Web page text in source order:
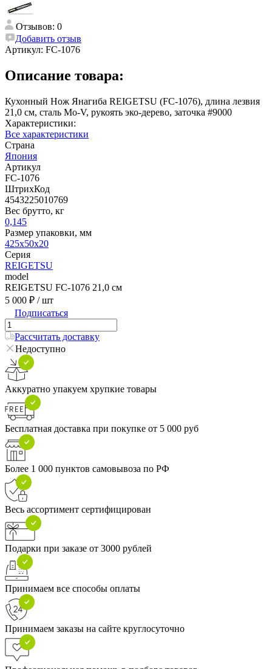
Отзывов: 0
Добавить отзыв
Артикул: FC-1076
Описание товара:
Кухонный Нож Янагиба REIGETSU (FC-1076), длина лезвия
21,0 см, сталь Mo-V, рукоять эко-дерево, заточка #9000
Характеристики:
Все характеристики
Страна
Япония
Артикул
FC-1076
ШтрихКод
4543225010769
Вес брутто, кг
0,145
Размер упаковки, мм
425x50x20
Серия
REIGETSU
model
REIGETSU FC-1076 21,0 см
5 000 ₽ / шт
Подписаться
Рассчитать доставку
Недоступно
Аккуратно упакуем хрупкие товары
Бесплатная доставка при покупке от 5 000 руб
Более 1 000 пунктов самовывоза по РФ
Весь ассортимент сертифицирован
Подарки при заказе от 3000 рублей
Принимаем все способы оплаты
Принимаем заказы на сайте круглосуточно